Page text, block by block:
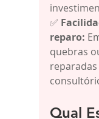
✅
reparo:
quebras
Qual